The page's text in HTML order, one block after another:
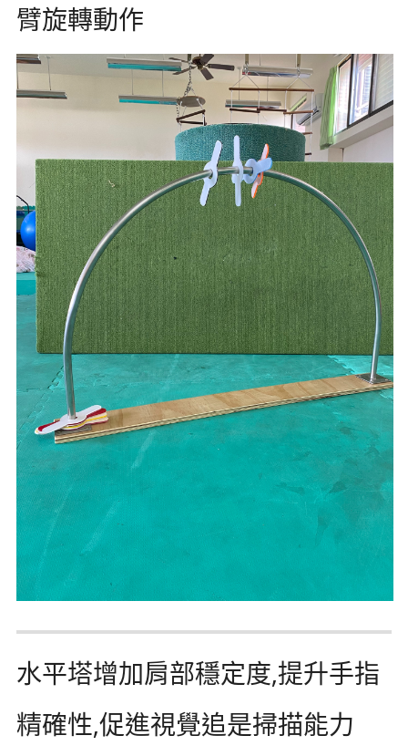
臂旋轉動作
水平塔增加肩部穩定度,提升手指
精確性,促進視覺追是掃描能力